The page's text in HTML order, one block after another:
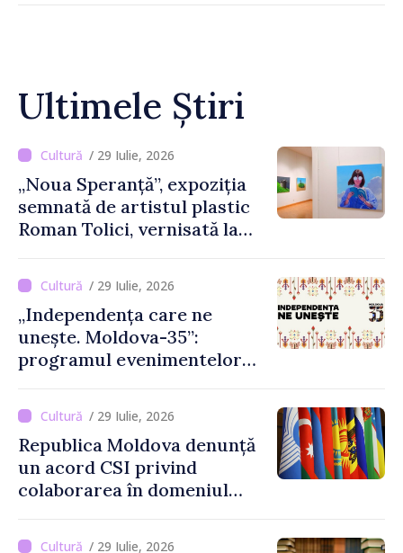
Ultimele Știri
/ 29 Iulie, 2026
„Noua Speranță”, expoziția
semnată de artistul plastic
Roman Tolici, vernisată la
Moldovei
/ 29 Iulie, 2026
„Independența care ne
unește. Moldova-35”:
programul evenimentelor
independență
/ 29 Iulie, 2026
Republica Moldova denunță
un acord CSI privind
colaborarea în domeniul
/ 29 Iulie, 2026